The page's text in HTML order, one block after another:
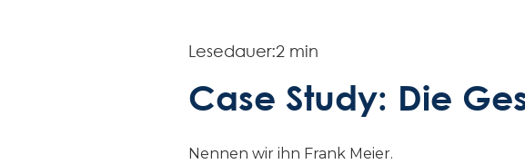
Lesedauer:2 min
Case Study: Die
Nennen wir ihn Frank Meier.